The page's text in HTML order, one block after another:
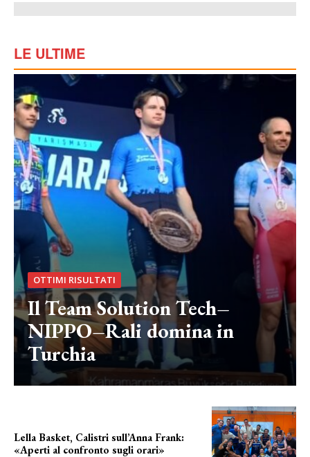
LE ULTIME
OTTIMI RISULTATI
Il Team Solution Tech–
NIPPO–Rali domina in
Turchia
Lella Basket, Calistri sull’Anna Frank:
«Aperti al confronto sugli orari»